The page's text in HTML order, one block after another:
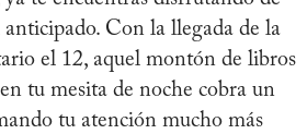
Con la llegada de la
el 12, aquel montón de libros
tu mesita de noche cobra un
tu atención mucho más